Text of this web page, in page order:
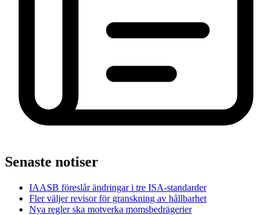
Senaste notiser
IAASB föreslår ändringar i tre ISA-standarder
Fler väljer revisor för granskning av hållbarhet
Nya regler ska motverka momsbedrägerier